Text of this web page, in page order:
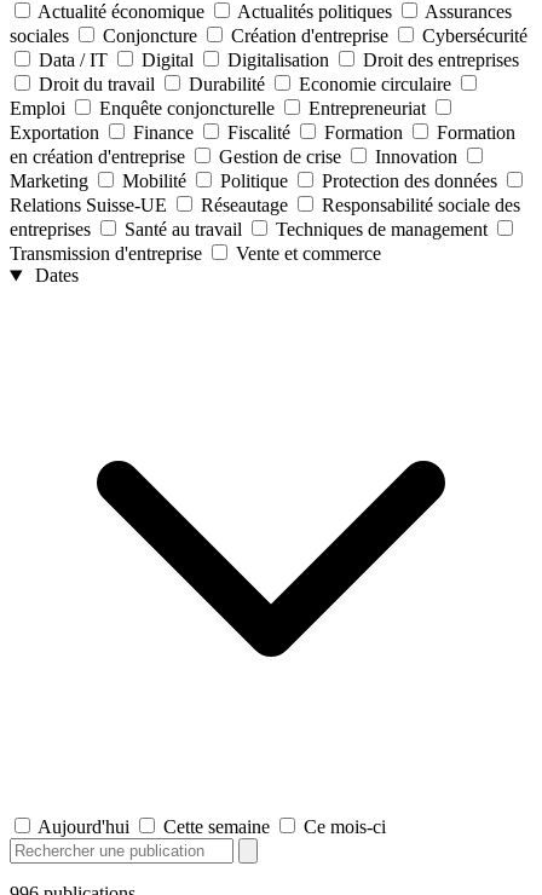
Actualité économique Actualités politiques
Assurances
sociales
Conjoncture Création d'entreprise
Cybersécurité
Data / IT
Digital Digitalisation
Droit des entreprises
Droit du travail
Durabilité
Economie circulaire
Emploi
Enquête conjoncturelle
Entrepreneuriat
Exportation
Finance Fiscalité Formation
Formation
en création d'entreprise
Gestion de crise
Innovation
Marketing
Mobilité Politique
Protection des données
Relations Suisse-UE
Réseautage
Responsabilité sociale des
entreprises
Santé au travail
Techniques de management
Transmission d'entreprise
Vente et commerce
Dates
Aujourd'hui Cette semaine Ce mois-ci